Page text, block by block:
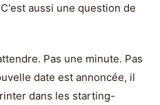
aussi une question de
Pas une minute. Pas
date est annoncée, il
dans les starting-